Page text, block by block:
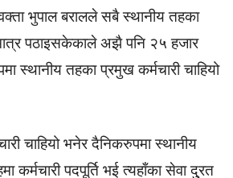
भुपाल बरालले सबै स्थानीय तहका
मात्र पठाइसकेकाले अझै पनि २५ हजार
स्थानीय तहका प्रमुख कर्मचारी चाहियो
चाहियो भनेर दैनिकरुपमा स्थानीय
पदपूर्ति भई त्यहाँका सेवा दु्रत